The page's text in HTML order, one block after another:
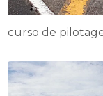
curso de